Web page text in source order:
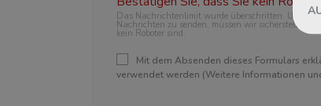
Das Nachrichtenlimit wurde überschritten. Um
Nachrichten zu senden, müssen wir sicherstellen,
kein Roboter sind.
Mit dem Absenden dieses Formulars
verwendet werden (Weitere Informationen